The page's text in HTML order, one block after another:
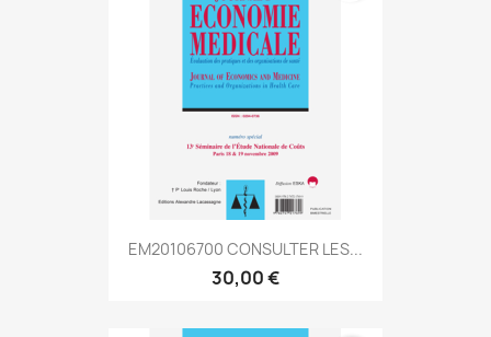
EM20106700 CONSULTER LES...
30,00 €